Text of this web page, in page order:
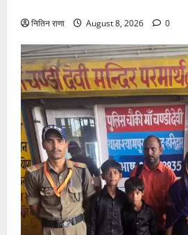
नितिन राणा August 8, 2026 0